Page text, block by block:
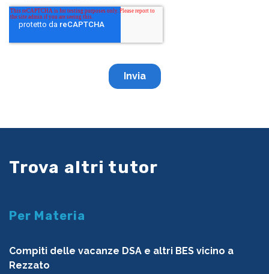
Trova altri tutor
Per Materia
Compiti delle vacanze DSA e altri BES vicino a
Rezzato